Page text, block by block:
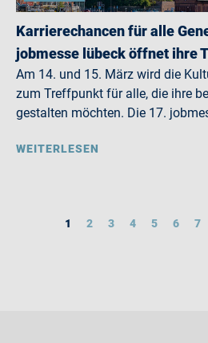
Karrierechancen für alle
jobmesse lübeck öffnet ihre
Am 14. und 15. März wird die
zum Treffpunkt für alle, die ihre
gestalten möchten. Die 17.
WEITERLESEN
1 2 3 4 5 6 7